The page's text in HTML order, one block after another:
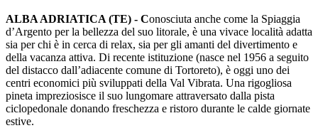
ALBA ADRIATICA (TE) - Conosciuta anche come la Spiaggia
d’Argento per la bellezza del suo litorale, è una vivace località adatta
sia per chi è in cerca di relax, sia per gli amanti del divertimento e
della vacanza attiva. Di recente istituzione (nasce nel 1956 a seguito
del distacco dall’adiacente comune di Tortoreto), è oggi uno dei
centri economici più sviluppati della Val Vibrata. Una rigogliosa
pineta impreziosisce il suo lungomare attraversato dalla pista
ciclopedonale donando freschezza e ristoro durante le calde giornate
estive.